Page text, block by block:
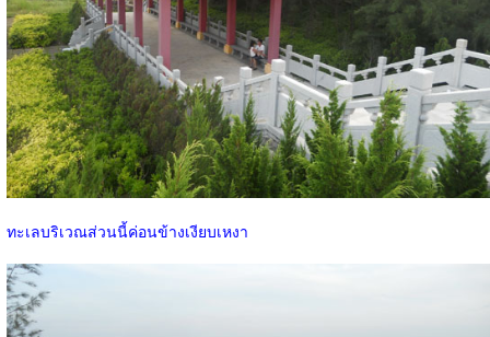
ทะเลบริเวณส่วนนี้ค่อนข้างเงียบเหงา